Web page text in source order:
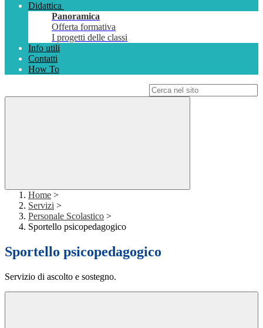
Didattica
Panoramica
Offerta formativa
I progetti delle classi
Info utili
Contatti
How To
Home >
Servizi >
Personale Scolastico >
Sportello psicopedagogico
Sportello psicopedagogico
Servizio di ascolto e sostegno.